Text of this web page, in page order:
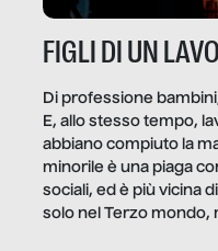
FIGLI DI UN
Di professione
E, allo stesso tempo,
abbiano compiuto la
minorile è una piaga
sociali, ed è più vicina
solo nel Terzo mondo,